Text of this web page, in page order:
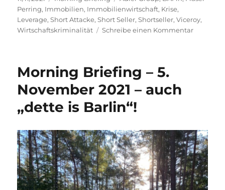
am
Perring, Immobilien, Immobilienwirtschaft, Krise,
Leverage,Short Attacke,Short Seller,Shortseller,Viceroy,
Wirtschaftskriminalität
Schreibe einen Kommentarzu
ist
Morning Briefing – 5.
November 2021 – auch
„dette is Barlin“!